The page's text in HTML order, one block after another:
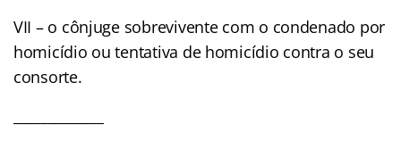
VII – o cônjuge sobrevivente com o condenado por
homicídio ou tentativa de homicídio contra o seu
consorte.